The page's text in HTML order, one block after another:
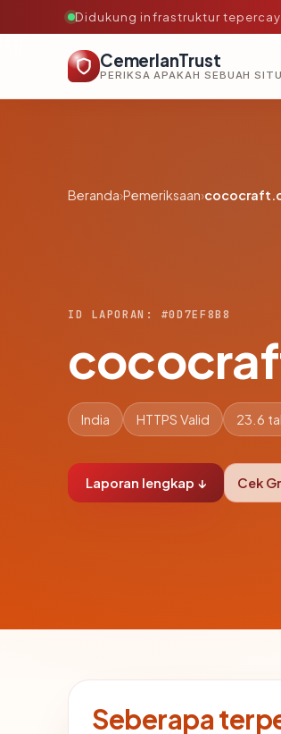
Didukung infrastruktur
CemerlanTrust
Beranda›Pemeriksaan›
ID LAPORAN: #0D7EF8B8
India HTTPS Valid 23.6
Laporan lengkap ↓ Cek
Seberapa